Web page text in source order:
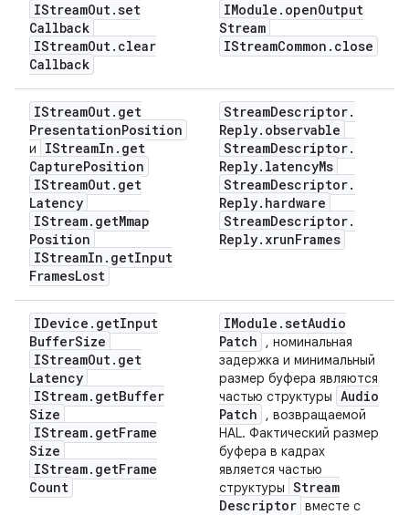
IStreamOut.set
Callback
IStreamOut. clear
Callback
IModule . openOutput
Stream
IStreamCommon . close
IStreamOut. get
PresentationPosition
и IStreamIn . get
CapturePosition
IStreamOut. get
Latency
IStream. getMmap
Position
IStreamIn . getInput
FramesLost
StreamDescriptor.
Reply. observable
StreamDescriptor.
Reply. latencyMs
StreamDescriptor.
Reply. hardware
StreamDescriptor.
Reply. xrunFrames
IDevice . getInput
BufferSize
IStreamOut. get
Latency
IStream. getBuffer
Size
IStream. getFrame
Size
IStream. getFrame
Count
IModule .setAudio
Patch
, номинальная
задержка и минимальный
размер буфера являются
частью структуры Audio
Patch
, возвращаемой
HAL. Фактический размер
буфера в кадрах
является частью
структуры Stream
Descriptor вместе с